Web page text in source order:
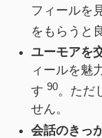
フィールを
をもらうと
ユーモアを
ィールを魅
す 90。ただ
せん。
会話のきっ